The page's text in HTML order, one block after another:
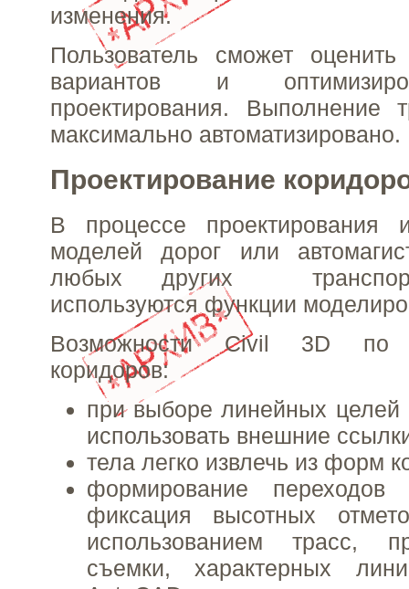
изменения.
Пользователь сможет оценить
вариантов и
проектирования. Выполнение
максимально автоматизировано.
Проектирование
В процессе проектирования
моделей дорог или
любых других
используются функции
Возможности Civil 3D по
коридоров:
при выборе линейных целей
использовать внешние
тела легко извлечь из форм
формирование
фиксация высотных
использованием трасс,
съемки, характерных